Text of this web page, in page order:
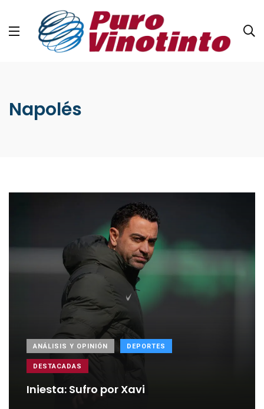
Napolés
ANÁLISIS Y OPINIÓN DEPORTES
DESTACADAS
Iniesta: Sufro por Xavi